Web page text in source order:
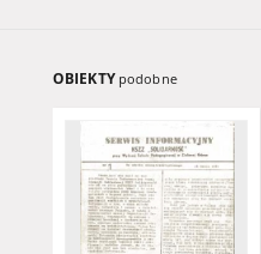
OBIEKTY podobne